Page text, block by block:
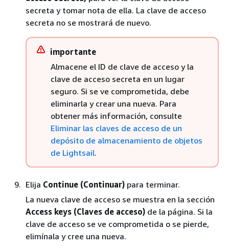
secreta y tomar nota de ella. La clave de acceso
secreta no se mostrará de nuevo.
importante
Almacene el ID de clave de acceso y la
clave de acceso secreta en un lugar
seguro. Si se ve comprometida, debe
eliminarla y crear una nueva. Para
obtener más información, consulte
Eliminar las claves de acceso de un
depósito de almacenamiento de objetos
de Lightsail.
Elija Continue (Continuar) para terminar.
La nueva clave de acceso se muestra en la sección
Access keys (Claves de acceso) de la página. Si la
clave de acceso se ve comprometida o se pierde,
elimínala y cree una nueva.